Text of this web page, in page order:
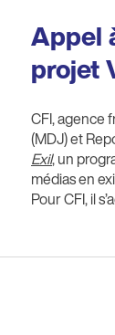
Appel
projet
CFI, agence
(MDJ) et
Exil, un
médias en
Pour CFI, il